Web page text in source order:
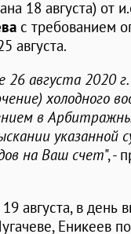
18 августа) от
с требованием
августа.
26 августа 2020
холодного
в
на Ваш счет", -
августа, в
Еникеев